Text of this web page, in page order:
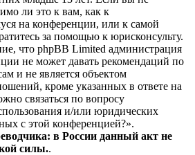
ли это к вам, как к
на конференции, или к самой
за помощью к юрисконсульту.
что phpBB Limited администрация
не может давать рекомендаций по
и не является объектом
кроме указанных в ответе на
связаться по вопросу
и/или юридических
с этой конференцией?».
в России данный акт не
силы..